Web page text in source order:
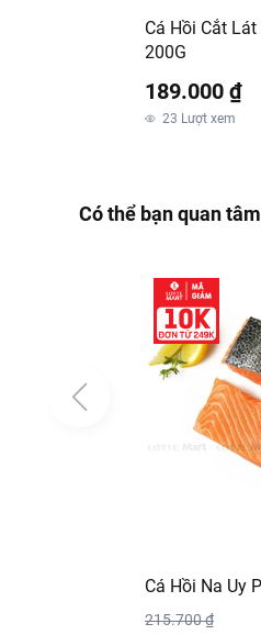
Cá Hồi Cắt
200G
189.000 ₫
23 Lượt xem
Có thể bạn quan tâm
Cá Hồi Na Uy
215.700 ₫